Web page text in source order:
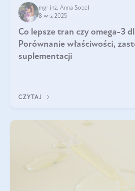
mgr inż. Anna Sobol
8 wrz 2025
Co lepsze tran czy omega-3
Porównanie właściwości,
suplementacji
CZYTAJ